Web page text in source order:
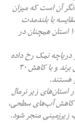
آن است که میزان
مقایسه با بلندمدت
نرمال است، اما توزیع بارندگی یکنواخت نیست و ۱۰ استان همچنان‌ در
نمک رخ داده
به طوری که تهران و قم در بدترین شرایط به سر می برند و با کاهش ۳۰
هستند.
استان‌های زیر نرمال
کاهش آب‌های سطحی،
منجر شود.